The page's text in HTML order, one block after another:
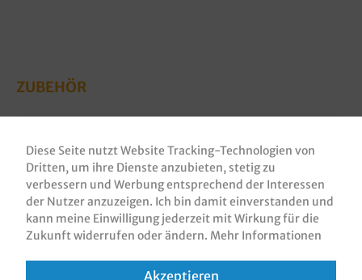
ZUBEHÖR
Diese Seite nutzt Website Tracking-Technologien von
Dritten, um ihre Dienste anzubieten, stetig zu
verbessern und Werbung entsprechend der Interessen
der Nutzer anzuzeigen. Ich bin damit einverstanden und
kann meine Einwilligung jederzeit mit Wirkung für die
Zukunft widerrufen oder ändern. Mehr Informationen
Akzeptieren